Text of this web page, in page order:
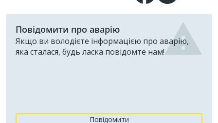
Повідомити про аварію
Якщо ви володієте інформацією про аварію,
яка сталася, будь ласка повідомте нам!
Повідомити